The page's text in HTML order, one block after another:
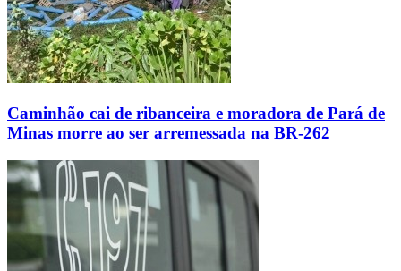
Caminhão cai de ribanceira e moradora de Pará de
Minas morre ao ser arremessada na BR-262